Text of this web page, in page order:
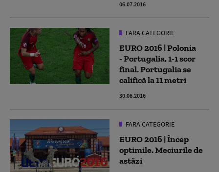
06.07.2016
FARA CATEGORIE
EURO 2016 | Polonia
- Portugalia, 1-1 scor
final. Portugalia se
califică la 11 metri
30.06.2016
FARA CATEGORIE
EURO 2016 | Încep
optimile. Meciurile de
astăzi